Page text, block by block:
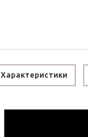
Характеристики